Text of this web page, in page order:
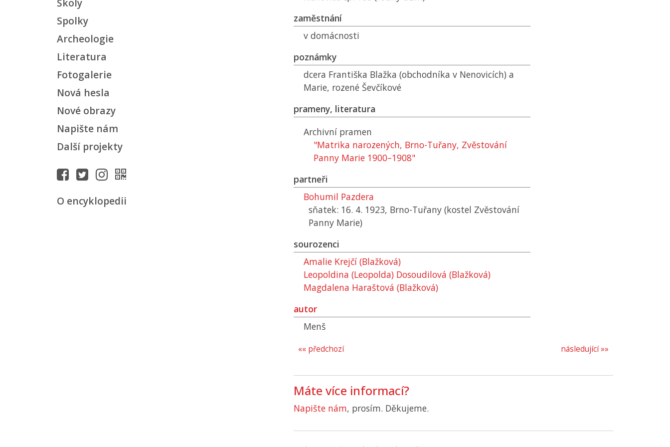
Školy
Spolky
Archeologie
Literatura
Fotogalerie
Nová hesla
Nové obrazy
Napište nám
Další projekty
O encyklopedii
zaměstnání
v domácnosti
poznámky
dcera Františka Blažka (obchodníka v Nenovicích) a
Marie, rozené Ševčíkové
prameny, literatura
Archivní pramen
"Matrika narozených, Brno-Tuřany, Zvěstování
Panny Marie 1900–1908"
partneři
Bohumil Pazdera
sňatek: 16. 4. 1923, Brno-Tuřany (kostel Zvěstování
Panny Marie)
sourozenci
Amalie Krejčí (Blažková)
Leopoldina (Leopolda) Dosoudilová (Blažková)
Magdalena Haraštová (Blažková)
autor
Menš
následující »»
«« předchozí
Máte více informací?
Napište nám, prosím. Děkujeme.